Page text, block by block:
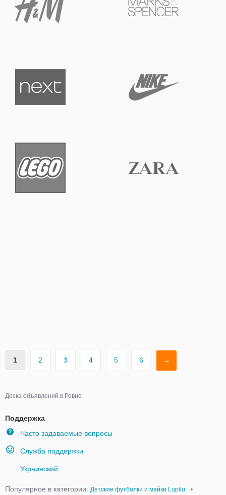
1 2 3 4 5 6 →
Доска объявлений в Ровно
Поддержка
Часто задаваемые вопросы
Служба поддержки
Украинский
Популярное в категории: Детские футболки и майки Lupilu
•